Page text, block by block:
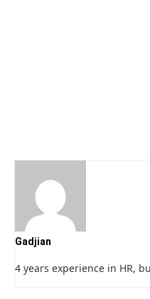
Gadjian
4 years experience in HR,